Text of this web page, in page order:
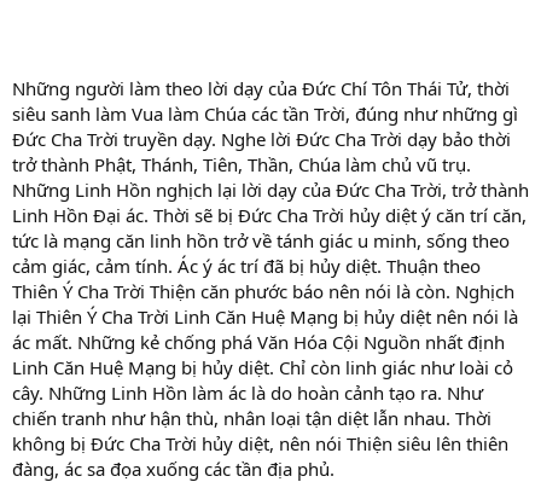
Những người làm theo lời dạy của Đức Chí Tôn Thái Tử, thời
siêu sanh làm Vua làm Chúa các tần Trời, đúng như những gì
Đức Cha Trời truyền dạy. Nghe lời Đức Cha Trời dạy bảo thời
trở thành Phật, Thánh, Tiên, Thần, Chúa làm chủ vũ trụ.
Những Linh Hồn nghịch lại lời dạy của Đức Cha Trời, trở thành
Linh Hồn Đại ác. Thời sẽ bị Đức Cha Trời hủy diệt ý căn trí căn,
tức là mạng căn linh hồn trở về tánh giác u minh, sống theo
cảm giác, cảm tính. Ác ý ác trí đã bị hủy diệt. Thuận theo
Thiên Ý Cha Trời Thiện căn phước báo nên nói là còn. Nghịch
lại Thiên Ý Cha Trời Linh Căn Huệ Mạng bị hủy diệt nên nói là
ác mất. Những kẻ chống phá Văn Hóa Cội Nguồn nhất định
Linh Căn Huệ Mạng bị hủy diệt. Chỉ còn linh giác như loài cỏ
cây. Những Linh Hồn làm ác là do hoàn cảnh tạo ra. Như
chiến tranh như hận thù, nhân loại tận diệt lẫn nhau. Thời
không bị Đức Cha Trời hủy diệt, nên nói Thiện siêu lên thiên
đàng, ác sa đọa xuống các tần địa phủ.